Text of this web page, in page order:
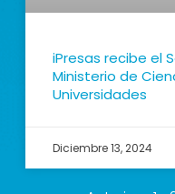
iPresas recibe el
Ministerio de
Universidades
Diciembre 13, 2024